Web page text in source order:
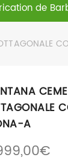
de
A
€